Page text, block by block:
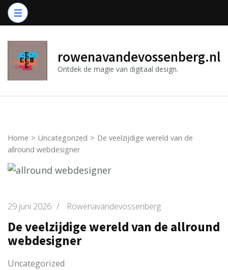
Ga
naar
(druk
Enter)
rowenavandevossenberg.nl
Ontdek de magie van digitaal design.
Home > Uncategorized > De veelzijdige wereld van de
allround webdesigner
29 juni 2026 / Rowenavandevossenberg
De veelzijdige wereld van de allround
webdesigner
Uncategorized